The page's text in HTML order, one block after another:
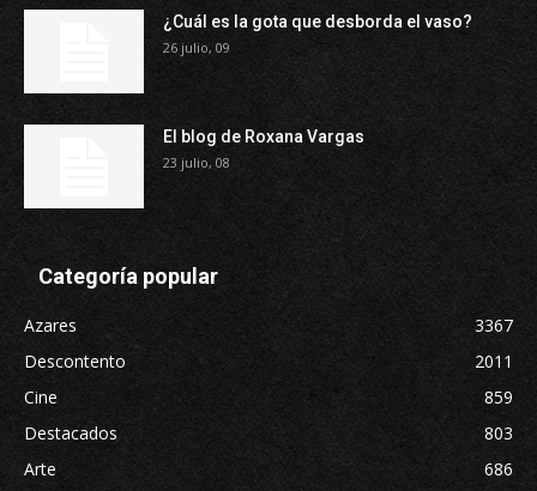
¿Cuál es la gota que desborda el vaso?
26 julio, 09
El blog de Roxana Vargas
23 julio, 08
Categoría popular
Azares
3367
Descontento
2011
Cine
859
Destacados
803
Arte
686